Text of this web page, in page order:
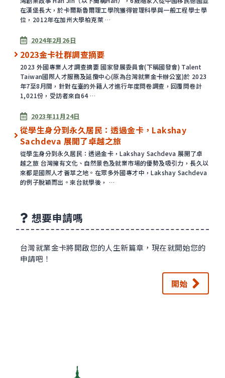
在漢堡長大，於卡爾斯魯爾理工學院獲得管理科學與一般工程學士學
位，2012年在加州大學柏克萊 …
已發表2024年2月26日
2023金卡社群調查摘要
2023 外國專業人才調查摘要 國家發展委員會(下稱國發會) Talent
Taiwan國際人才服務及延攬中心(原為台灣就業金卡辦公室)於 2023
年7至8月間，針對在臺的外籍人才進行年度問卷調查，回覆問卷計
1,021份，受訪者來自64 …
已發表2023年11月24日
從學生身分到永久居民：透過金卡，Lakshay
Sachdeva 展開了卓越之旅
從學生身分到永久居民：透過金卡，Lakshay Sachdeva 展開了卓
越之旅 台灣擁有文化、自然景色及就業市場的優勢及吸引力，長久以
來都是國際人才薈萃之地。在眾多外國專才中，Lakshay Sachdeva
的例子脫穎而出。來台就學後， …
想要申請嗎
台灣就業金卡將開啟您的人生新篇章，現在就開始您的
申請吧！
開始